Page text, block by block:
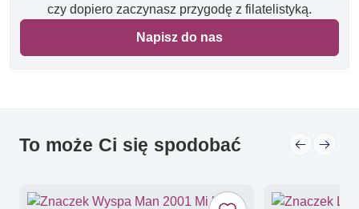
czy dopiero zaczynasz przygodę z filatelistyką.
Napisz do nas
To może Ci się spodobać